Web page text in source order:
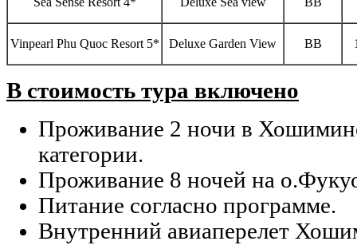
Vinpearl Phu Quoc Resort 5* Deluxe Garden View ВВ
В стоимость тура включено
Проживание 2 ночи в
категории.
Проживание 8 ночей на
Питание согласно программе.
Внутренний авиаперелет